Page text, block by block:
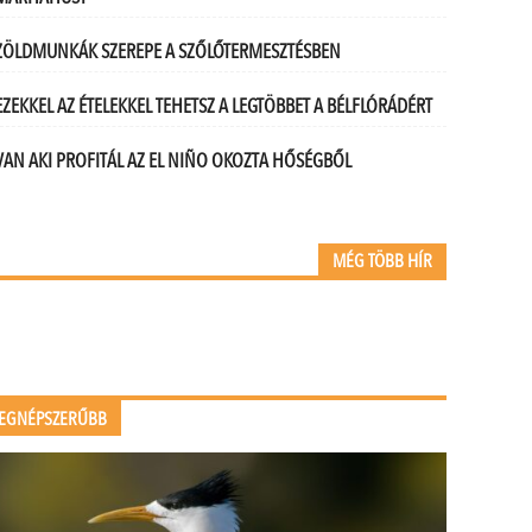
SZEREPE A SZŐLŐTERMESZTÉSBEN
AZ ÉTELEKKEL TEHETSZ A LEGTÖBBET A BÉLFLÓRÁDÉRT
AKI PROFITÁL AZ EL NIÑO OKOZTA HŐSÉGBŐL
MÉG TÖBB HÍR